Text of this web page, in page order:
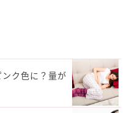
ク色に？量が